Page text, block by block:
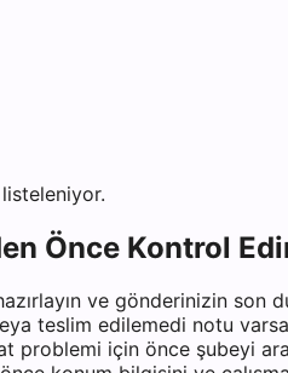
Önce Kontrol
ve gönderinizin son
teslim edilemedi notu
problemi için önce şubeyi